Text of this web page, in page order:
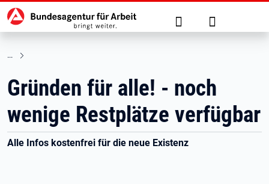
zu den Hauptinhalten springen
Hauptnavigation Suche Anmelden
Gründen für alle! - noch
wenige Restplätze verfügbar
Alle Infos kostenfrei für die neue Existenz